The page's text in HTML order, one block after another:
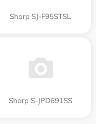
Sharp SJ-F95STSL
Sharp S-JPD691SS